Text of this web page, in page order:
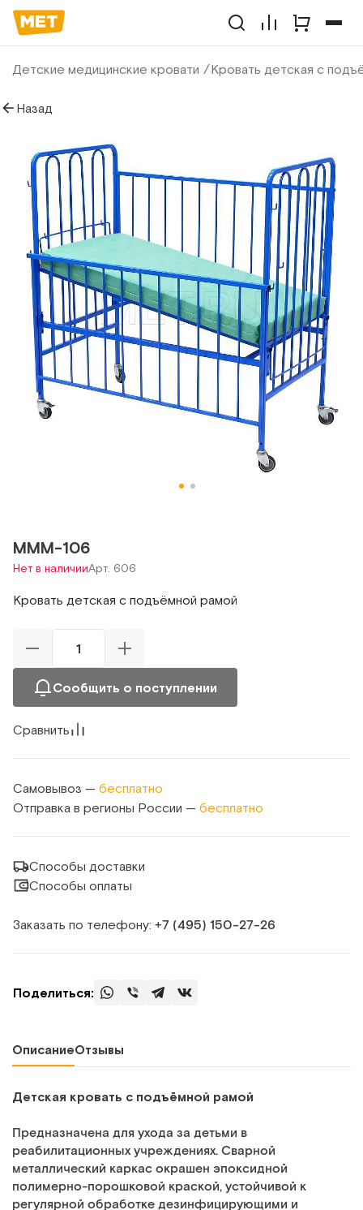
Детские медицинские кровати Кровать детская с
Назад
МММ-106
Нет в наличииАрт. 606
Кровать детская с подъёмной рамой
Сообщить о поступлении
Сравнить
Самовывоз — бесплатно
Отправка в регионы России — бесплатно
Способы доставки
Способы оплаты
Заказать по телефону: +7 (495) 150‑27‑26
Поделиться:
ОписаниеОтзывы
Детская кровать с подъёмной рамой
Предназначена для ухода за детьми в
реабилитационных учреждениях. Сварной
металлический каркас окрашен эпоксидной
полимерно-порошковой краской, устойчивой к
регулярной обработке дезинфицирующими и